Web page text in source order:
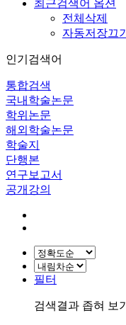
최근검색어 옵션
전체삭제
자동저장끄기
인기검색어
통합검색
국내학술논문
학위논문
해외학술논문
학술지
단행본
연구보고서
공개강의
필터
검색결과 좁혀 보기